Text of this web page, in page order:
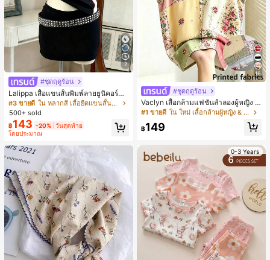
7
#ชุดฤดูร้อน
Lalippa เสื้อแขนสั้นพิมพ์ลายยูนิคอร์นล
ายทางสีตัดกันสำหรับผู้หญิง สไตล์วิทย
าลัย
#3 ขายดี
ใน หลากสี เสื้อยืดแขนสั้นเนื้อนุ่มสำหรับใส่ทุกวัน
500+ sold
฿143 -20% วันสุดท้าย
โดยประมาณ
16
#ชุดฤดูร้อน
Vaclyn เสื้อกล้ามแฟชั่นลำลองผู้หญิง ล
ายแพตช์เวิร์ก แขนกุด คอกลม ติดกระดุ
#1 ขายดี ใน ใหม่ เสื้อกล้ามผู้หญิง & Camis
฿149
0-3 Years